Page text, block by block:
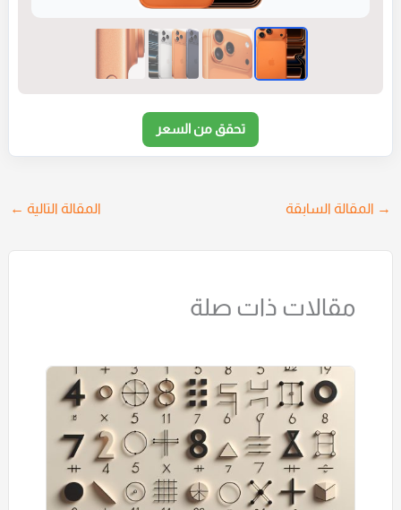
تحقق من السعر
→ المقالة السابقة المقالة التالية ←
مقالات ذات صلة